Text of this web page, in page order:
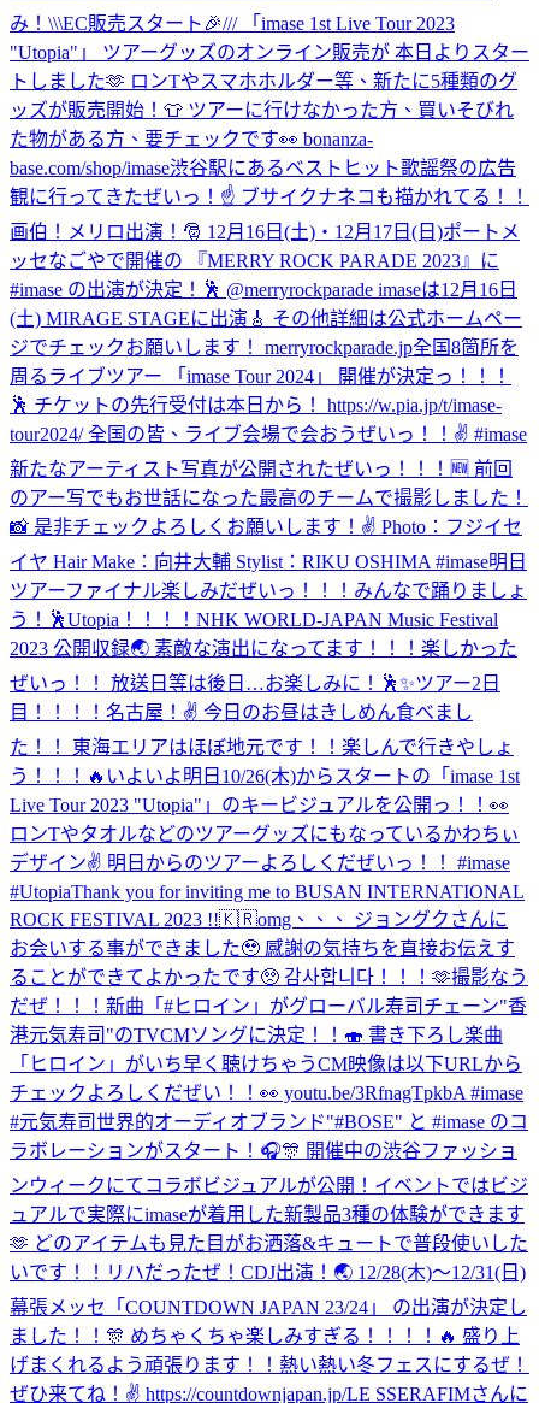
み！ \\\EC販売スタート🎉/// 「imase 1st Live Tour 2023
"Utopia"」 ツアーグッズのオンライン販売が 本日よりスター
トしました🫶 ロンTやスマホホルダー等、新たに5種類のグ
ッズが販売開始！👕 ツアーに行けなかった方、買いそびれ
た物がある方、要チェックです👀 bonanza-
base.com/shop/imase渋谷駅にあるベストヒット歌謡祭の広告
観に行ってきたぜいっ！☝️ ブサイクナネコも描かれてる！！
画伯！ メリロ出演！🎅 12月16日(土)・12月17日(日)ポートメ
ッセなごやで開催の 『MERRY ROCK PARADE 2023』に
#imase の出演が決定！🕺 @merryrockparade imaseは12月16日
(土) MIRAGE STAGEに出演🎸 その他詳細は公式ホームペー
ジでチェックお願いします！ merryrockparade.jp全国8箇所を
周るライブツアー 「imase Tour 2024」 開催が決定っ！！！
🕺 チケットの先行受付は本日から！ https://w.pia.jp/t/imase-
tour2024/ 全国の皆、ライブ会場で会おうぜいっ！！✌️ #imase
新たなアーティスト写真が公開されたぜいっ！！！🆕 前回
のアー写でもお世話になった最高のチームで撮影しました！
📸 是非チェックよろしくお願いします！✌️ Photo：フジイセ
イヤ Hair Make：向井大輔 Stylist：RIKU OSHIMA #imase明日
ツアーファイナル楽しみだぜいっ！！！みんなで踊りましょ
う！🕺Utopia！！！！ NHK WORLD-JAPAN Music Festival
2023 公開収録🌏 素敵な演出になってます！！！楽しかった
ぜいっ！！ 放送日等は後日…お楽しみに！🕺✨ツアー2日
目！！！！名古屋！✌️ 今日のお昼はきしめん食べまし
た！！ 東海エリアはほぼ地元です！！楽しんで行きやしょ
う！！！🔥 いよいよ明日10/26(木)からスタートの「imase 1st
Live Tour 2023 "Utopia"」のキービジュアルを公開っ！！👀
ロンTやタオルなどのツアーグッズにもなっているかわちぃ
デザイン✌ 明日からのツアーよろしくだぜいっ！！ #imase
#UtopiaThank you for inviting me to BUSAN INTERNATIONAL
ROCK FESTIVAL 2023 !!🇰🇷omg、、、 ジョングクさんに
お会いする事ができました🥹 感謝の気持ちを直接お伝えす
ることができてよかったです🥺 감사합니다！！！🫶撮影なう
だぜ！！！ 新曲「#ヒロイン」がグローバル寿司チェーン"香
港元気寿司"のTVCMソングに決定！！🍣 書き下ろし楽曲
「ヒロイン」がいち早く聴けちゃうCM映像は以下URLから
チェックよろしくだぜい！！👀 youtu.be/3RfnagTpkbA #imase
#元気寿司世界的オーディオブランド"#BOSE" と #imase のコ
ラボレーションがスタート！🎧🎊 開催中の渋谷ファッショ
ンウィークにてコラボビジュアルが公開！イベントではビジ
ュアルで実際にimaseが着用した新製品3種の体験ができます
🫶 どのアイテムも見た目がお洒落&キュートで普段使いした
いです！！ リハだったぜ！ CDJ出演！🌏 12/28(木)〜12/31(日)
幕張メッセ「COUNTDOWN JAPAN 23/24」 の出演が決定し
ました！！🎊 めちゃくちゃ楽しみすぎる！！！！🔥 盛り上
げまくれるよう頑張ります！！熱い熱い冬フェスにするぜ！
ぜひ来てね！✌️ https://countdownjapan.jp/LE SSERAFIMさんに